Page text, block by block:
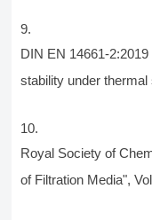
DIN EN 14661-
stability under thermal
Royal Society of
of Filtration Media",